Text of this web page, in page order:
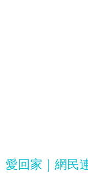
愛回家｜網民